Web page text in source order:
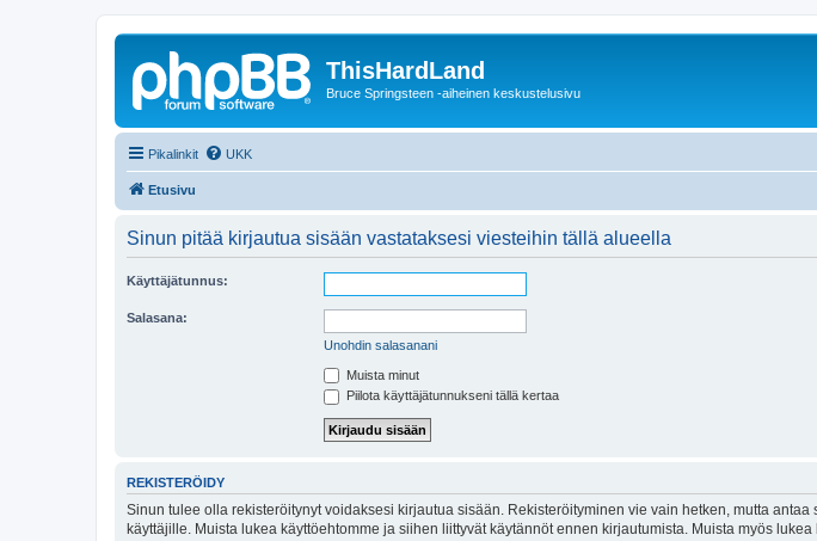
ThisHardLand
Bruce Springsteen -aiheinen keskustelusivu
Pikalinkit UKK
Etusivu
Sinun pitää kirjautua sisään vastataksesi viesteihin tällä alueella
Käyttäjätunnus:
Salasana:
Unohdin salasanani
Muista minut
Piilota käyttäjätunnukseni tällä kertaa
REKISTERÖIDY
Sinun tulee olla rekisteröitynyt voidaksesi kirjautua sisään. Rekisteröityminen vie vain hetken, mutta
käyttäjille. Muista lukea käyttöehtomme ja siihen liittyvät käytännöt ennen kirjautumista. Muista myös